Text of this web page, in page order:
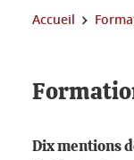
Vous êtes ici :
Accueil
Dix mentions